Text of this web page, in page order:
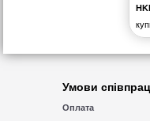
Умови
Оплата